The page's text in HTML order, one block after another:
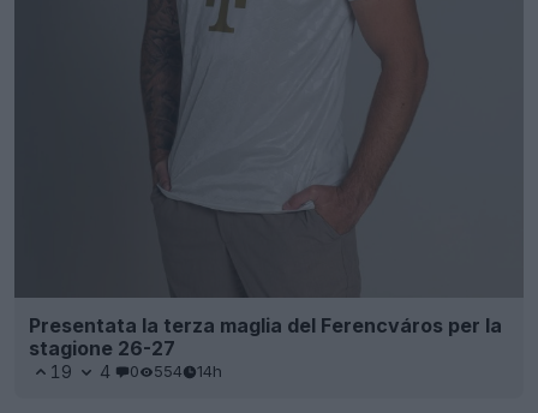
Presentata la terza maglia del Ferencváros per la
stagione 26-27
19 4 0 554 14h